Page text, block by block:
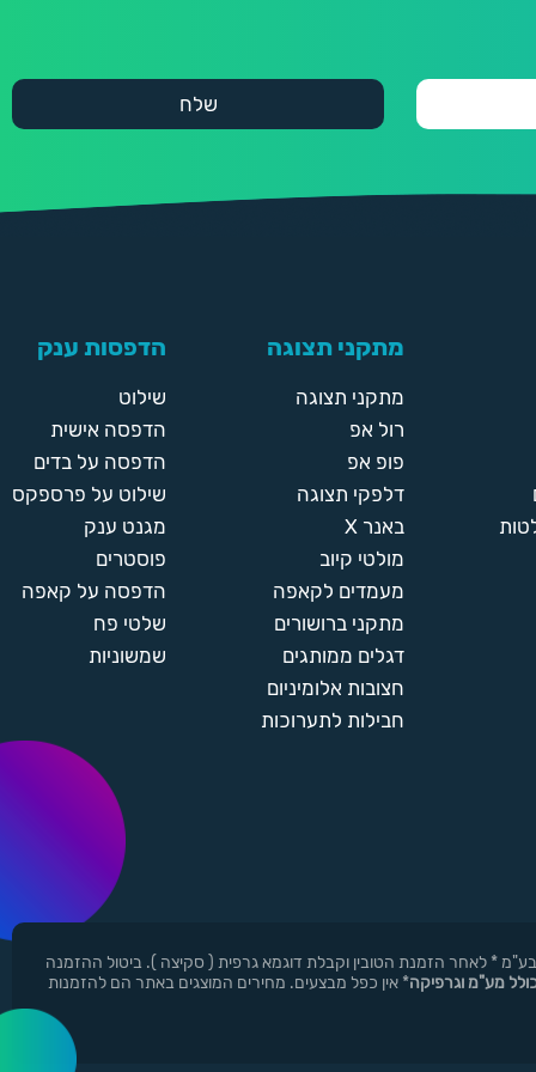
מתקני תצוגה
מתקני תצוגה
רול אפ
פופ אפ
דלפקי תצוגה
באנר X
מולטי קיוב
מעמדים לקאפה
מתקני ברושורים
דגלים ממותגים
חצובות אלומיניום
חבילות לתערוכות
הדפסות ענק
שילוט
הדפסה אישית
הדפסה על בדים
שילוט על פרספקס
מגנט ענק
פוסטרים
הדפסה על קאפה
שלטי פח
שמשוניות
ר.י.ד בע"מ * לאחר הזמנת הטובין וקבלת דוגמא גרפית ( סקיצה ). ביטול ההזמנה
מע"מ וגרפיקה* אין כפל מבצעים. מחירים המוצגים באתר הם להזמנות